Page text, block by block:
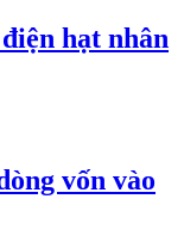
hạt nhân
vốn vào